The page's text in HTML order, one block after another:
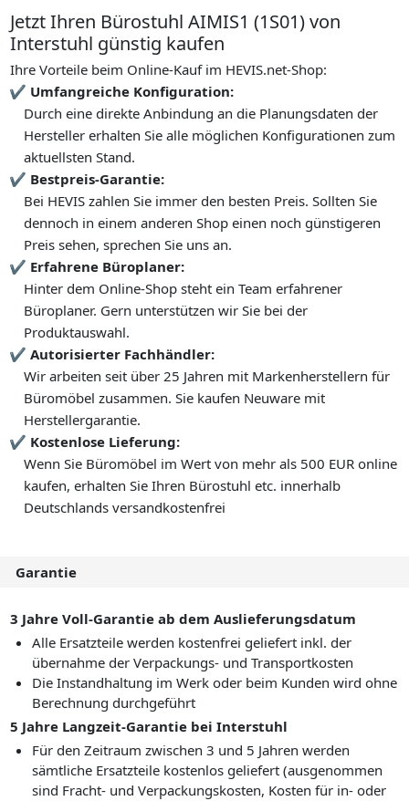
Jetzt Ihren Bürostuhl AIMIS1 (1S01) von
Interstuhl günstig kaufen
Ihre Vorteile beim Online-Kauf im HEVIS.net-Shop:
Umfangreiche Konfiguration:
Durch eine direkte Anbindung an die Planungsdaten der
Hersteller erhalten Sie alle möglichen Konfigurationen zum
aktuellsten Stand.
Bestpreis-Garantie:
Bei HEVIS zahlen Sie immer den besten Preis. Sollten Sie
dennoch in einem anderen Shop einen noch günstigeren
Preis sehen, sprechen Sie uns an.
Erfahrene Büroplaner:
Hinter dem Online-Shop steht ein Team erfahrener
Büroplaner. Gern unterstützen wir Sie bei der
Produktauswahl.
Autorisierter Fachhändler:
Wir arbeiten seit über 25 Jahren mit Markenherstellern für
Büromöbel zusammen. Sie kaufen Neuware mit
Herstellergarantie.
Kostenlose Lieferung:
Wenn Sie Büromöbel im Wert von mehr als 500 EUR online
kaufen, erhalten Sie Ihren Bürostuhl etc. innerhalb
Deutschlands versandkostenfrei
Garantie
3 Jahre Voll-Garantie ab dem Auslieferungsdatum
Alle Ersatzteile werden kostenfrei geliefert inkl. der
übernahme der Verpackungs- und Transportkosten
Die Instandhaltung im Werk oder beim Kunden wird ohne
Berechnung durchgeführt
5 Jahre Langzeit-Garantie bei Interstuhl
Für den Zeitraum zwischen 3 und 5 Jahren werden
sämtliche Ersatzteile kostenlos geliefert (ausgenommen
sind Fracht- und Verpackungskosten, Kosten für in- oder